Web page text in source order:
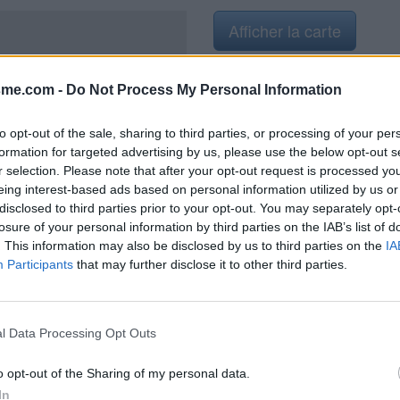
- Do Not Process My Personal Information
opt-out of the sale, sharing to third parties, or processing of your
for targeted advertising by us, please use the below opt-out
selection. Please note that after your opt-out request is processed
interest-based ads based on personal information utilized by us
to third parties prior to your opt-out. You may separately
of your personal information by third parties on the IAB’s list of
This information may also be disclosed by us to third parties on the
Participants that may further disclose it to other third parties.
Data Processing Opt Outs
opt-out of the Sharing of my personal data.
2021
Afficher la carte